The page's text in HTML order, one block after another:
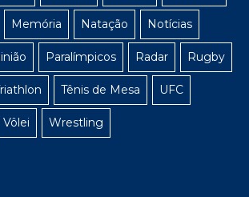
Memória Natação Notícias
Paralímpicos Radar Rugby
Tênis de Mesa UFC
Vôlei Wrestling